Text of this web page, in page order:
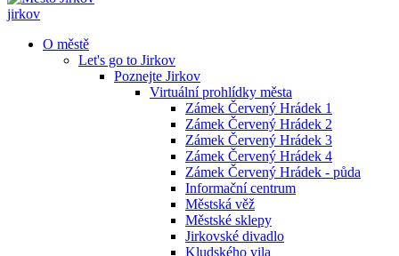
jirkov
O městě
Let's go to Jirkov
Poznejte Jirkov
Virtuální prohlídky města
Zámek Červený Hrádek 1
Zámek Červený Hrádek 2
Zámek Červený Hrádek 3
Zámek Červený Hrádek 4
Zámek Červený Hrádek - půda
Informační centrum
Městská věž
Městské sklepy
Jirkovské divadlo
Kludského vila